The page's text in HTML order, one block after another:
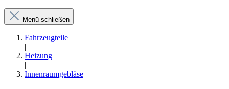
Menü schließen
Fahrzeugteile
|
Heizung
|
Innenraumgebläse